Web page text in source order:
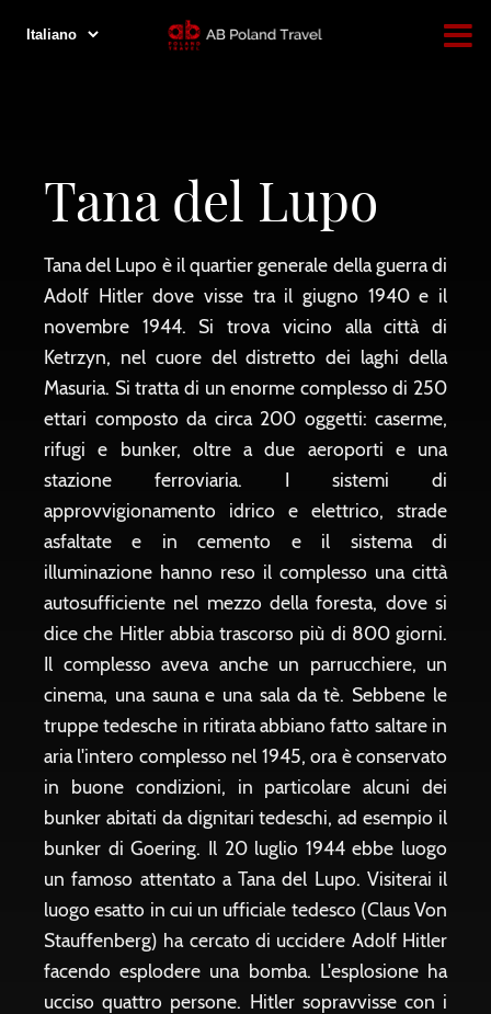
Tana del Lupo
Tana del Lupo è il quartier generale della guerra di
Adolf Hitler dove visse tra il giugno 1940 e il
novembre 1944. Si trova vicino alla città di
Ketrzyn, nel cuore del distretto dei laghi della
Masuria. Si tratta di un enorme complesso di 250
ettari composto da circa 200 oggetti: caserme,
rifugi e bunker, oltre a due aeroporti e una
stazione ferroviaria. I sistemi di
approvvigionamento idrico e elettrico, strade
asfaltate e in cemento e il sistema di
illuminazione hanno reso il complesso una città
autosufficiente nel mezzo della foresta, dove si
dice che Hitler abbia trascorso più di 800 giorni.
Il complesso aveva anche un parrucchiere, un
cinema, una sauna e una sala da tè. Sebbene le
truppe tedesche in ritirata abbiano fatto saltare in
aria l'intero complesso nel 1945, ora è conservato
in buone condizioni, in particolare alcuni dei
bunker abitati da dignitari tedeschi, ad esempio il
bunker di Goering. Il 20 luglio 1944 ebbe luogo
un famoso attentato a Tana del Lupo. Visiterai il
luogo esatto in cui un ufficiale tedesco (Claus Von
Stauffenberg) ha cercato di uccidere Adolf Hitler
facendo esplodere una bomba. L'esplosione ha
ucciso quattro persone. Hitler sopravvisse con i